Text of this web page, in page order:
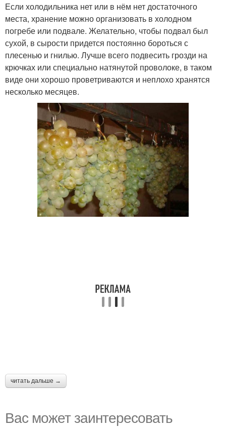
Если холодильника нет или в нём нет достаточного
места, хранение можно организовать в холодном
погребе или подвале. Желательно, чтобы подвал был
сухой, в сырости придется постоянно бороться с
плесенью и гнилью. Лучше всего подвесить грозди на
крючках или специально натянутой проволоке, в таком
виде они хорошо проветриваются и неплохо хранятся
несколько месяцев.
читать дальше →
Вас может заинтересовать